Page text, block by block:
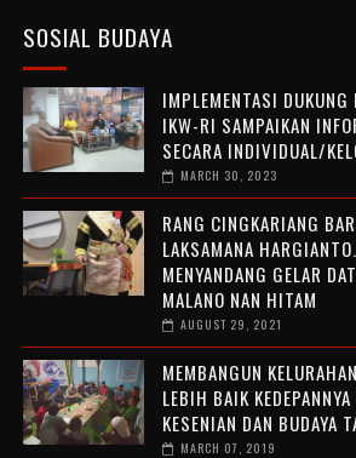
SOSIAL BUDAYA
IMPLEMENTASI
IKW-RI SAMPAIKAN
SECARA INDIVIDUAL/
MARCH 30, 2023
RANG CINGKARIANG
LAKSAMANA
MENYANDANG GELAR
MALANO NAN HITAM
AUGUST 29, 2021
MEMBANGUN
LEBIH BAIK
KESENIAN DAN BUDAYA
MARCH 07, 2019